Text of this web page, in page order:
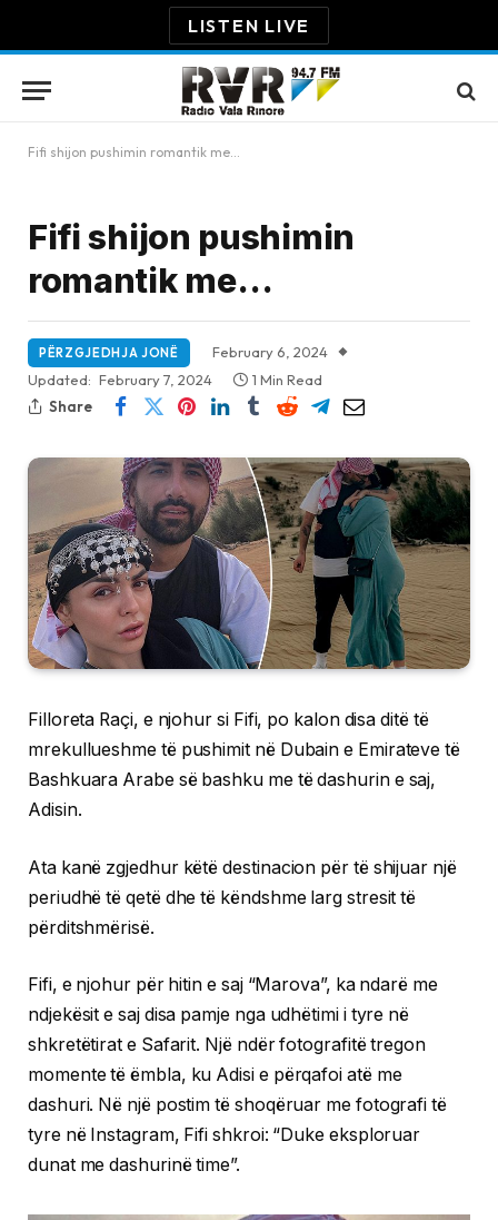
LISTEN LIVE
Fifi shijon pushimin romantik me…
Fifi shijon pushimin
romantik me…
PËRZGJEDHJA JONË
February 6, 2024
Updated: February 7, 2024
1 Min Read
Share
Filloreta Raçi, e njohur si Fifi, po kalon disa ditë të
mrekullueshme të pushimit në Dubain e Emirateve të
Bashkuara Arabe së bashku me të dashurin e saj,
Adisin.
Ata kanë zgjedhur këtë destinacion për të shijuar një
periudhë të qetë dhe të këndshme larg stresit të
përditshmërisë.
Fifi, e njohur për hitin e saj “Marova”, ka ndarë me
ndjekësit e saj disa pamje nga udhëtimi i tyre në
shkretëtirat e Safarit. Një ndër fotografitë tregon
momente të ëmbla, ku Adisi e përqafoi atë me
dashuri. Në një postim të shoqëruar me fotografi të
tyre në Instagram, Fifi shkroi: “Duke eksploruar
dunat me dashurinë time”.